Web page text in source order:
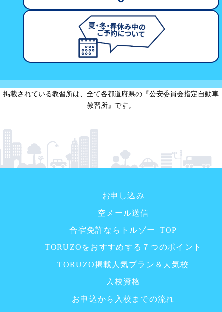
掲載されている教習所は、全て各都道府県の『公安委員会指定自動車
教習所』です。
お申し込み
空メール送信
合宿免許ならトルゾー TOP
TORUZOをおすすめする７つのポイント
TORUZO掲載人気プラン＆人気校
入校資格
お申込から入校までの流れ